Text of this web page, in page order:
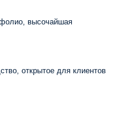
высочайшая
открытое для клиентов